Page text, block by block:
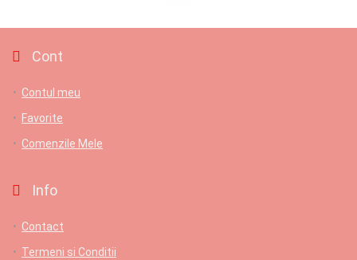
Cont
Contul meu
Favorite
Comenzile Mele
Info
Contact
Termeni si Conditii